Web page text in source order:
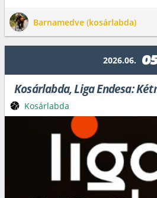
Barnamedve (kosárlabda)
2026.06.
Kosárlabda, Liga Endesa:
Kosárlabda